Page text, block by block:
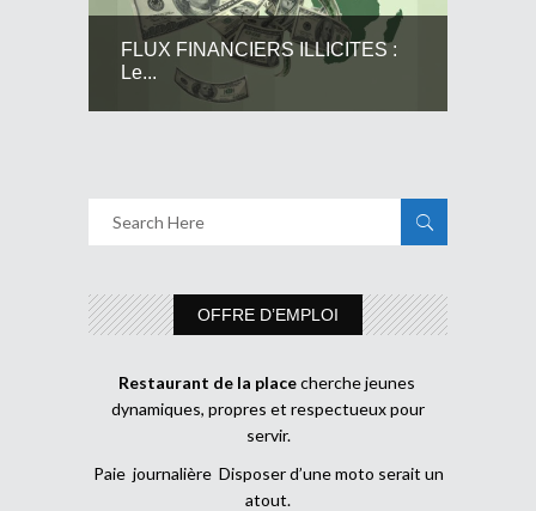
FLUX FINANCIERS ILLICITES :
Le...
OFFRE D’EMPLOI
Restaurant de la placecherche jeunes
dynamiques, propres et respectueux pour
servir.
Paie journalière Disposer d’une moto serait un
atout.